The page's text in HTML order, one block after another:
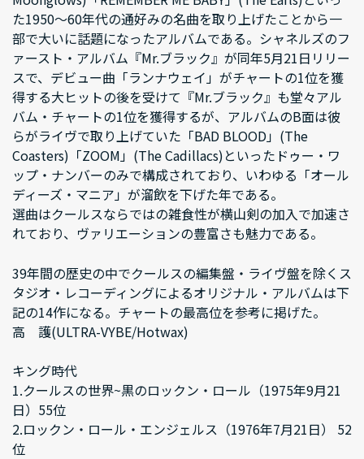
た1950～60年代の通好みの名曲を取り上げたことから一
部で大いに話題になったアルバムである。シャネルズのフ
ァースト・アルバム『Mr.ブラック』が同年5月21日リリー
スで、デビュー曲「ランナウェイ」がチャートの1位を獲
得する大ヒットの後を受けて『Mr.ブラック』も堂々アル
バム・チャートの1位を獲得するが、アルバムのB面は彼
らがライヴで取り上げていた「BAD BLOOD」(The
Coasters)「ZOOM」(The Cadillacs)といったドゥー・ワ
ップ・ナンバーのみで構成されており、いわゆる「オール
ディーズ・マニア」が溜飲を下げた年である。
選曲はクールスならではの雑食性が横山剣の加入で加速さ
れており、ヴァリエーションの豊富さも魅力である。
39年間の歴史の中でクールスの編集盤・ライヴ盤を除くス
タジオ・レコーディングによるオリジナル・アルバムは下
記の14作になる。チャートの最高位を参考に掲げた。
高 護(ULTRA-VYBE/Hotwax)
キング時代
1.クールスの世界~黒のロックン・ロール（1975年9月21
日）55位
2.ロックン・ロール・エンジェルス（1976年7月21日） 52
位